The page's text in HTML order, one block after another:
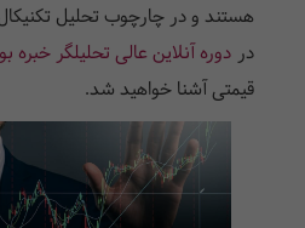
هستند و در چارچوب تحلیل تکنیکال
در دوره آنلاین عالی تحلیلگر خبره
قیمتی آشنا خواهید شد.